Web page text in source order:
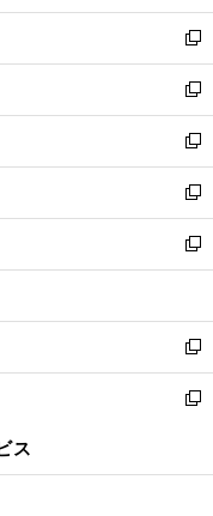
開
く
ウ
で
開
く
ン
ド
ウ
で
開
く
ウ
ィ
ン
ド
ウ
で
開
く
新
し
い
ウ
ィ
ン
ド
ウ
で
開
新
し
い
ウ
ィ
ン
ド
ウ
開
く
新
し
い
ウ
ィ
ン
ウ
で
開
く
新
し
い
ウ
ン
ド
ウ
で
新
し
ウ
ィ
ン
ド
開
新
し
い
ン
新
ウ
ス